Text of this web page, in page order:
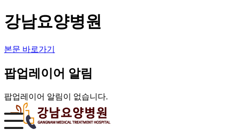
강남요양병원
본문 바로가기
팝업레이어 알림
팝업레이어 알림이 없습니다.